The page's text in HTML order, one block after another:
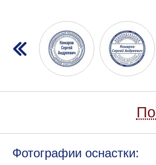
Фотографии оснастки: